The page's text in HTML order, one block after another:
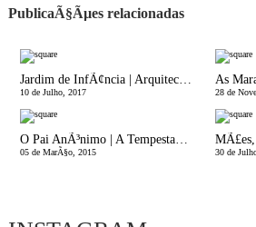
PublicaÃ§Ãµes relacionadas
Jardim de InfÃ¢ncia | Arquitectura
10 de Julho, 2017 28 de
O Pai AnÃ³nimo | A Tempestade Perfeita
05 de MarÃ§o, 2015 30 de